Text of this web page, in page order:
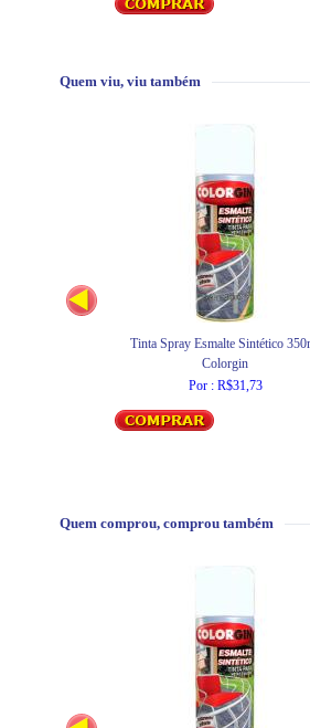
Quem viu, viu também
Tinta Spray Esmalte Sintético
Colorgin
Por : R$31,73
Quem comprou, comprou também